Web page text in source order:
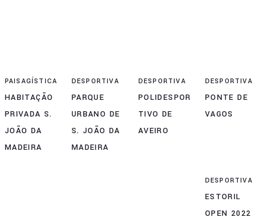
PAISAGÍSTICA
HABITAÇÃO
PRIVADA S.
JOÃO DA
MADEIRA
DESPORTIVA
PARQUE
URBANO DE
S. JOÃO DA
MADEIRA
DESPORTIVA
POLIDESPOR
TIVO DE
AVEIRO
DESPORTIVA
PONTE DE
VAGOS
DESPORTIVA
ESTORIL
OPEN 2022